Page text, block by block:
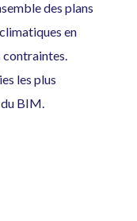
des plans
en
les plus
BIM.